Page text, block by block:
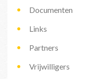
Documenten
Links
Partners
Vrijwilligers